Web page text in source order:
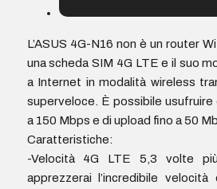
L’ASUS 4G-N16 non è un router
una scheda SIM 4G LTE e il suo
a Internet in modalità wireless
superveloce. È possibile
a 150 Mbps e di upload fino a 50
Caratteristiche:
-Velocità 4G LTE 5,3 volte
apprezzerai l’incredibile